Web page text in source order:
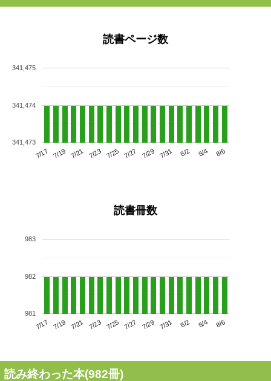
読書ページ数
7/17 7/19 7/21 7/23 7/25 7/27 7/29 7/31 8/2 8/4 8/6
341,473
341,474
341,475
読書冊数
7/17 7/19 7/21 7/23 7/25 7/27 7/29 7/31 8/2 8/4 8/6
981
982
983
読み終わった本(982冊)